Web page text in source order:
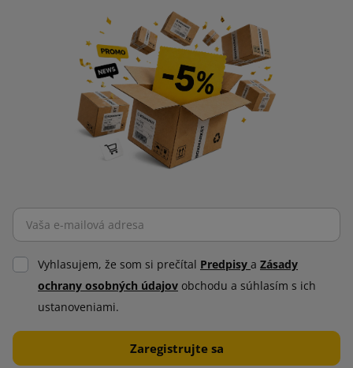
Vyhlasujem, že som si prečítal Predpisy a Zásady
ochrany osobných údajov obchodu a súhlasím s ich
ustanoveniami.